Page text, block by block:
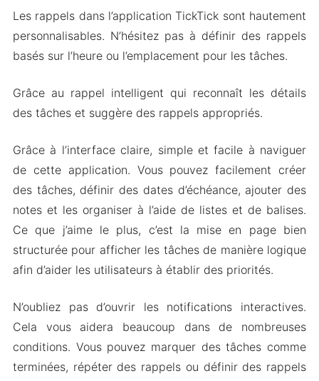
Télécharger TickTick Apk & MOD pour Android
2024
Les rappels dans l’application TickTick sont hautement
personnalisables. N’hésitez pas à définir des rappels
basés sur l’heure ou l’emplacement pour les tâches.
Grâce au rappel intelligent qui reconnaît les détails
des tâches et suggère des rappels appropriés.
Grâce à l’interface claire, simple et facile à naviguer
de cette application. Vous pouvez facilement créer
des tâches, définir des dates d’échéance, ajouter des
notes et les organiser à l’aide de listes et de balises.
Ce que j’aime le plus, c’est la mise en page bien
structurée pour afficher les tâches de manière logique
afin d’aider les utilisateurs à établir des priorités.
N’oubliez pas d’ouvrir les notifications interactives.
Cela vous aidera beaucoup dans de nombreuses
conditions. Vous pouvez marquer des tâches comme
terminées, répéter des rappels ou définir des rappels